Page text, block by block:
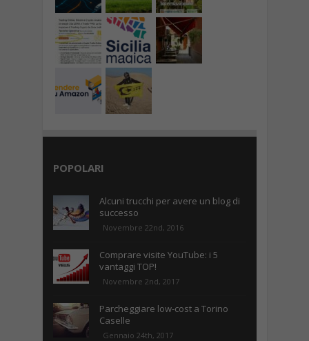
POPOLARI
Alcuni trucchi per avere un blog di
successo
Novembre 22nd, 2016
Comprare visite YouTube: i 5
vantaggi TOP!
Novembre 2nd, 2017
Parcheggiare low-cost a Torino
Caselle
Gennaio 24th, 2017